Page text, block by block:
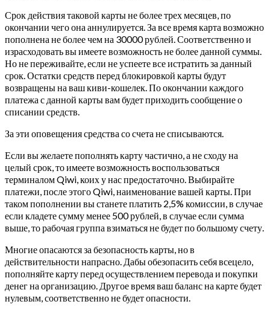
Срок действия таковой карты не более трех месяцев, по
окончании чего она аннулируется. За все время карта возможно
пополнена не более чем на 30000 рублей. Соответственно и
израсходовать вы имеете возможность не более данной суммы.
Но не переживайте, если не успеете все истратить за данный
срок. Остатки средств перед блокировкой карты будут
возвращены на ваш киви-кошелек. По окончании каждого
платежа с данной карты вам будет приходить сообщение о
списании средств.
За эти оповещения средства со счета не списываются.
Если вы желаете пополнять карту частично, а не сходу на
целый срок, то имеете возможность воспользоваться
терминалом Qiwi, коих у нас предостаточно. Выбирайте
платежи, после этого Qiwi, наименование вашей карты. При
таком пополнении вы станете платить 2,5% комиссии, в случае
если кладете сумму менее 500 рублей, в случае если сумма
выше, то рабочая группа взиматься не будет по большому счету.
Многие опасаются за безопасность карты, но в
действительности напрасно. Дабы обезопасить себя всецело,
пополняйте карту перед осуществлением перевода и покупки
денег на организацию. Другое время ваш баланс на карте будет
нулевым, соответственно не будет опасности.